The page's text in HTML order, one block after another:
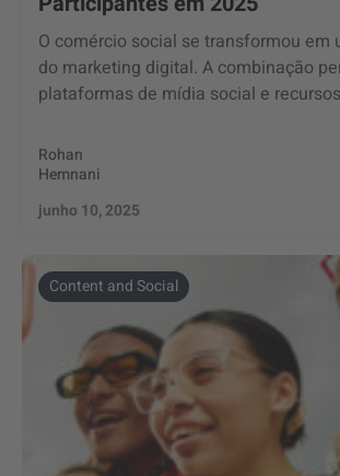
O comércio social se transformou em
do marketing digital. A combinação
plataformas de mídia social e
Rohan
Hemnani
junho 10, 2025
Content and Social